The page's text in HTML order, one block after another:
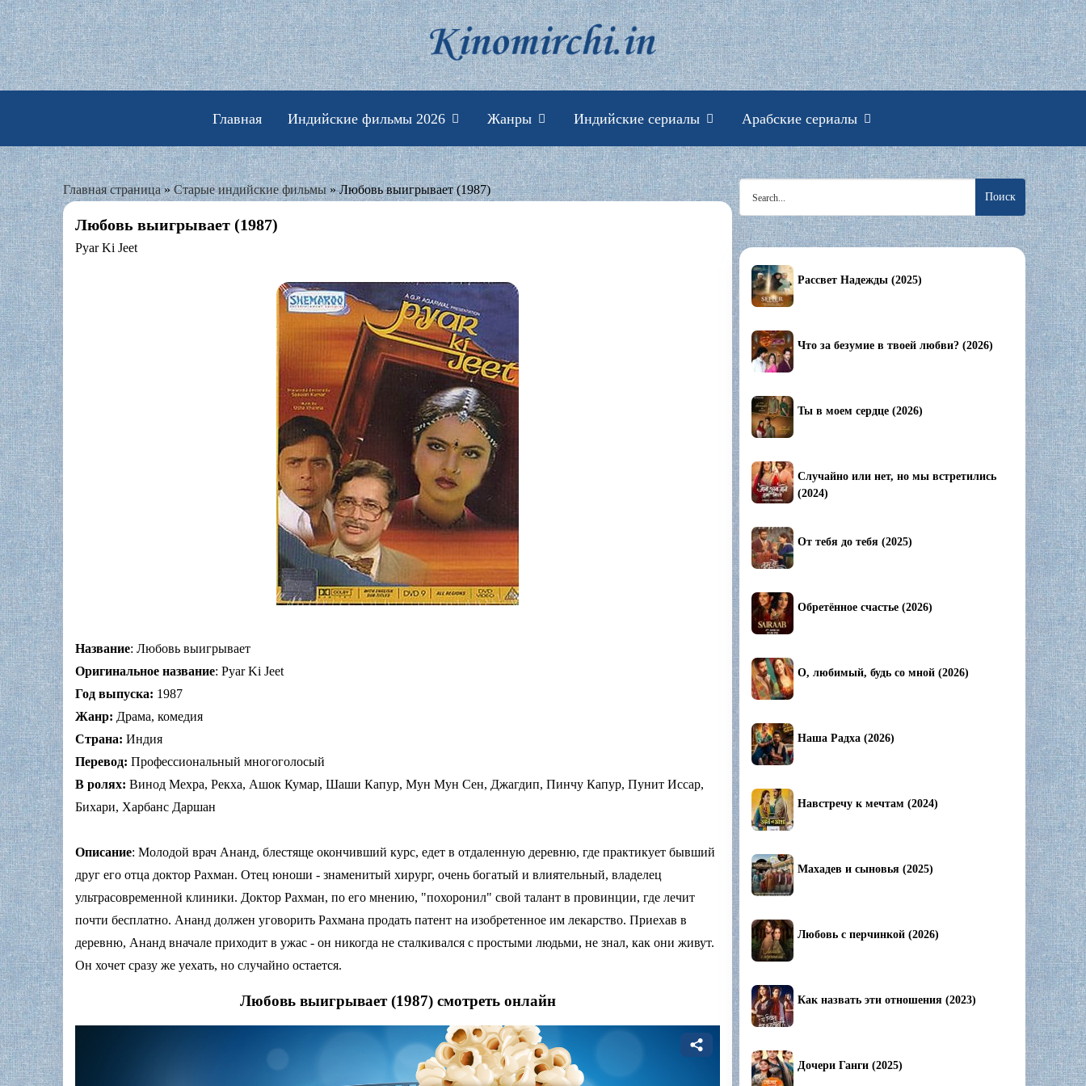
Skip
to
content
Индийские фильмы смотреть онлайн
Главная Индийские фильмы 2026 Жанры Индийские сериалы Арабские сериалы
Главная страница»Старые индийские фильмы»Любовь выигрывает (1987)
Любовь выигрывает (1987)
Pyar Ki Jeet
Название: Любовь выигрывает
Оригинальное название: Pyar Ki Jeet
Год выпуска: 1987
Жанр: Драма, комедия
Страна: Индия
Перевод: Профессиональный многоголосый
В ролях: Винод Мехра, Рекха, Ашок Кумар, Шаши Капур, Мун Мун Сен, Джагдип, Пинчу Капур, Пунит Иссар,
Бихари, Харбанс Даршан
Описание: Молодой врач Ананд, блестяще окончивший курс, едет в отдаленную деревню, где практикует бывший
друг его отца доктор Рахман. Отец юноши - знаменитый хирург, очень богатый и влиятельный, владелец
ультрасовременной клиники. Доктор Рахман, по его мнению, "похоронил" свой талант в провинции, где лечит
почти бесплатно. Ананд должен уговорить Рахмана продать патент на изобретенное им лекарство. Приехав в
деревню, Ананд вначале приходит в ужас - он никогда не сталкивался с простыми людьми, не знал, как они живут.
Он хочет сразу же уехать, но случайно остается.
Любовь выигрывает (1987) смотреть онлайн
Search
for:
Рассвет Надежды (2025)
Что за безумие в твоей любви? (2026)
Ты в моем сердце (2026)
Случайно или нет, но мы встретились
(2024)
От тебя до тебя (2025)
Обретённое счастье (2026)
О, любимый, будь со мной (2026)
Наша Радха (2026)
Навстречу к мечтам (2024)
Махадев и сыновья (2025)
Любовь с перчинкой (2026)
Как назвать эти отношения (2023)
Дочери Ганги (2025)